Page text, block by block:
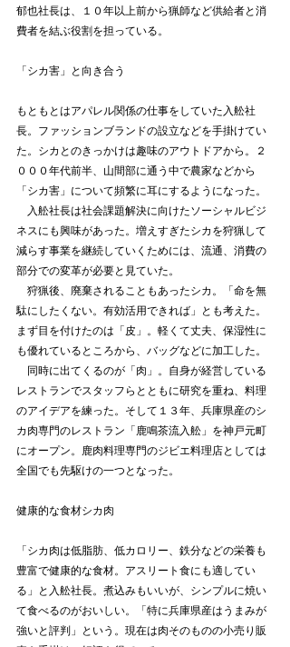
郁也社長は、１０年以上前から猟師など供給者と消
費者を結ぶ役割を担っている。
「シカ害」と向き合う
もともとはアパレル関係の仕事をしていた入舩社
長。ファッションブランドの設立などを手掛けてい
た。シカとのきっかけは趣味のアウトドアから。２
０００年代前半、山間部に通う中で農家などから
「シカ害」について頻繁に耳にするようになった。
入舩社長は社会課題解決に向けたソーシャルビジ
ネスにも興味があった。増えすぎたシカを狩猟して
減らす事業を継続していくためには、流通、消費の
部分での変革が必要と見ていた。
狩猟後、廃棄されることもあったシカ。「命を無
駄にしたくない。有効活用できれば」とも考えた。
まず目を付けたのは「皮」。軽くて丈夫、保湿性に
も優れているところから、バッグなどに加工した。
同時に出てくるのが「肉」。自身が経営している
レストランでスタッフらとともに研究を重ね、料理
のアイデアを練った。そして１３年、兵庫県産のシ
カ肉専門のレストラン「鹿鳴茶流入舩」を神戸元町
にオープン。鹿肉料理専門のジビエ料理店としては
全国でも先駆けの一つとなった。
健康的な食材シカ肉
「シカ肉は低脂肪、低カロリー、鉄分などの栄養も
豊富で健康的な食材。アスリート食にも適してい
る」と入舩社長。煮込みもいいが、シンプルに焼い
て食べるのがおいしい。「特に兵庫県産はうまみが
強いと評判」という。現在は肉そのものの小売り販